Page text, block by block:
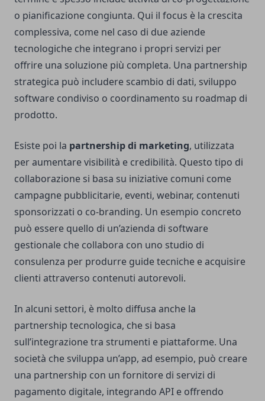
o pianificazione congiunta. Qui il focus è la crescita
complessiva, come nel caso di due aziende
tecnologiche che integrano i propri servizi per
offrire una soluzione più completa. Una partnership
strategica può includere scambio di dati, sviluppo
software condiviso o coordinamento su roadmap di
prodotto.
Esiste poi la partnership di marketing, utilizzata
per aumentare visibilità e credibilità. Questo tipo di
collaborazione si basa su iniziative comuni come
campagne pubblicitarie, eventi, webinar, contenuti
sponsorizzati o co-branding. Un esempio concreto
può essere quello di un’azienda di software
gestionale che collabora con uno studio di
consulenza per produrre guide tecniche e acquisire
clienti attraverso contenuti autorevoli.
In alcuni settori, è molto diffusa anche la
partnership tecnologica, che si basa
sull’integrazione tra strumenti e piattaforme. Una
società che sviluppa un’app, ad esempio, può creare
una partnership con un fornitore di servizi di
pagamento digitale, integrando API e offrendo